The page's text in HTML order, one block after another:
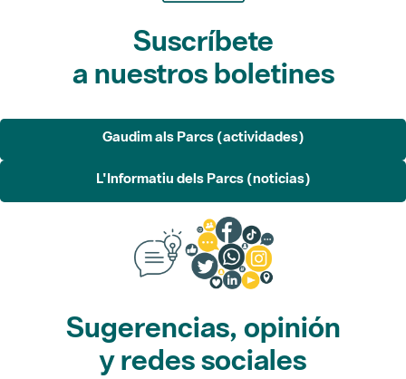
Suscríbete
a nuestros boletines
Gaudim als Parcs (actividades)
L'Informatiu dels Parcs (noticias)
Sugerencias, opinión
y redes sociales